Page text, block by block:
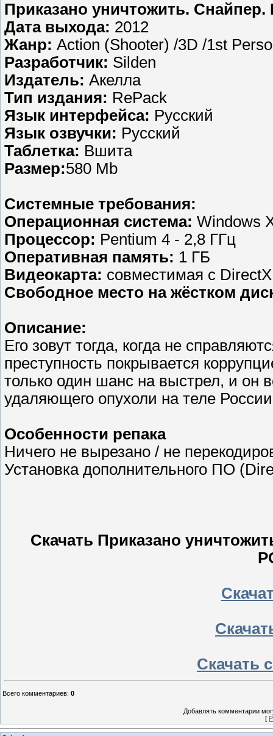
Приказано уничтожить. Снайпер.
Дата выхода: 2012
Жанр: Action (Shooter) /3D /1st
Разработчик: Silden
Издатель: Акелла
Тип издания: RePack
Язык интерфейса: Русский
Язык озвучки: Русский
Таблетка: Вшита
Размер:580 Mb
Системные требования:
Операционная система: Windows
Процессор: Pentium 4 - 2,8 ГГц
Оперативная память: 1 ГБ
Видеокарта: совместимая с
Свободное место на жёстком
Описание:
Его зовут тогда, когда не
преступность покрывается
только один шанс на выстрел, и он
удаляющего опухоли на теле
Особенности репака
Ничего не вырезано / не
Установка дополнительного ПО
Скачать Приказано
Скачать
Всего комментариев: 0
Добавлять комментарии
[